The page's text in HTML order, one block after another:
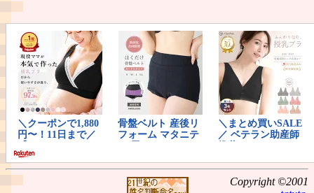
Copyright ©2001